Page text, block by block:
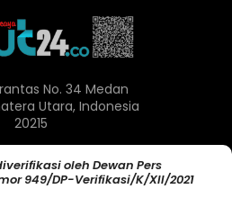
No. 34 Medan
Utara, Indonesia
20215
oleh Dewan Pers
949/DP-Verifikasi/K/XII/2021